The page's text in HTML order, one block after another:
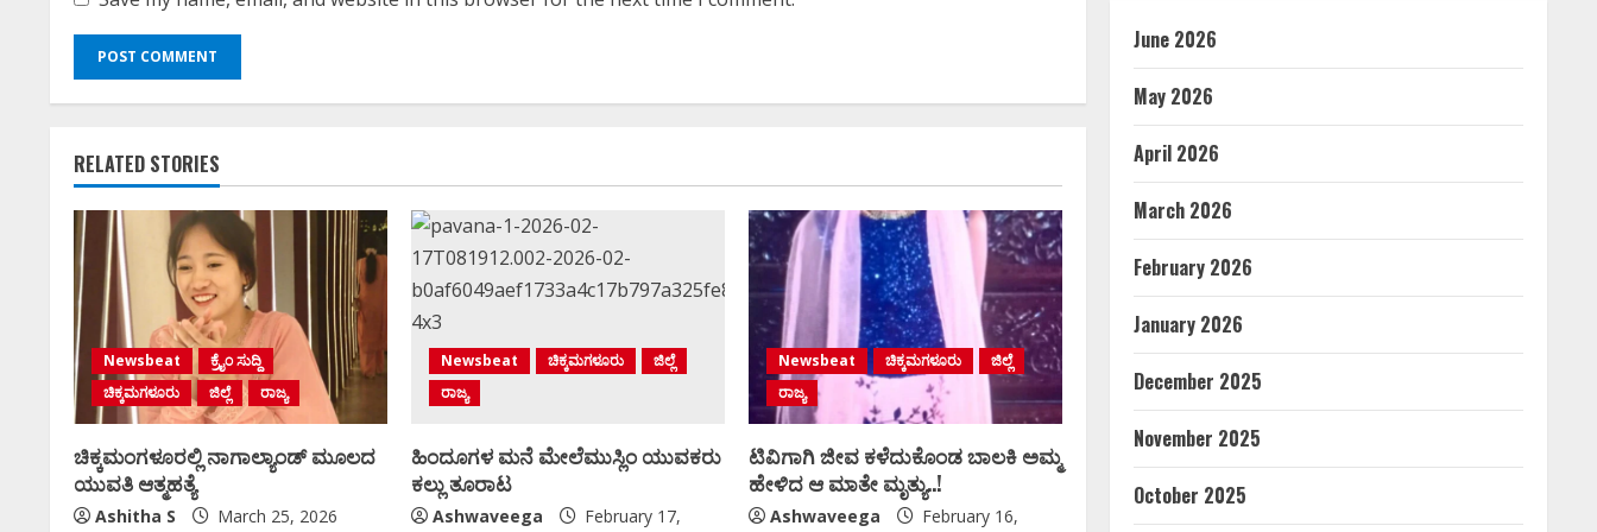
RELATED STORIES
Newsbeat
ಕ್ರೈಂ ಸುದ್ದಿ
ಚಿಕ್ಕಮಗಳೂರು
ಜಿಲ್ಲೆ ರಾಜ್ಯ
ಚಿಕ್ಕಮಂಗಳೂರಲ್ಲಿ ನಾಗಾಲ್ಯಾಂಡ್‌ ಮೂಲದ
ಯುವತಿ ಆತ್ಮಹತ್ಯೆ
Ashitha S March 25, 2026
Newsbeat ಚಿಕ್ಕಮಗಳೂರು
ಜಿಲ್ಲೆ
ರಾಜ್ಯ
ಹಿಂದೂಗಳ ಮನೆ ಮೇಲೆಮುಸ್ಲಿಂ ಯುವಕರು
ಕಲ್ಲು ತೂರಾಟ
Ashwaveega
February 17,
Newsbeat ಚಿಕ್ಕಮಗಳೂರು
ಜಿಲ್ಲೆ
ರಾಜ್ಯ
ಟಿವಿಗಾಗಿ ಜೀವ ಕಳೆದುಕೊಂಡ ಬಾಲಕಿ ಅಮ್ಮ
ಹೇಳಿದ ಆ ಮಾತೇ ಮೃತ್ಯು..!
Ashwaveega
February 16,
June 2026
May 2026
April 2026
March 2026
February 2026
January 2026
December 2025
November 2025
October 2025